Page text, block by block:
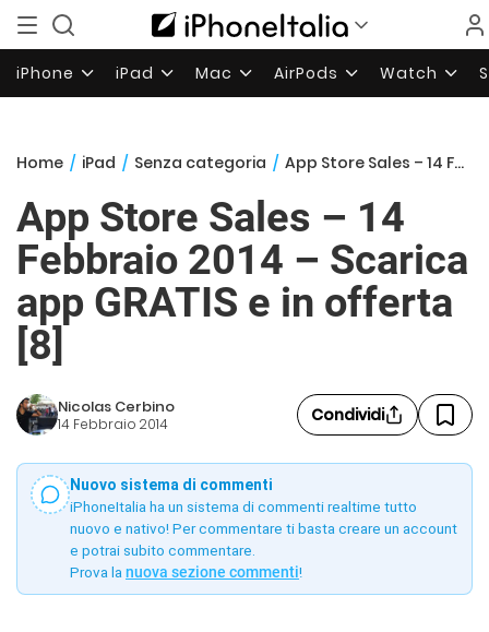
iPhone iPad Mac AirPods Watch
Home / iPad / Senza categoria / App Store Sales – 14 Febbraio 2014 – Scarica app GRATIS e in offerta [8]
App Store Sales – 14
Febbraio 2014 – Scarica
app GRATIS e in offerta
[8]
Nicolas Cerbino
14 Febbraio 2014 Condividi
Nuovo sistema di commenti
iPhoneItalia ha un sistema di commenti realtime tutto
nuovo e nativo! Per commentare ti basta creare un account
e potrai subito commentare.
Prova la nuova sezione commenti!